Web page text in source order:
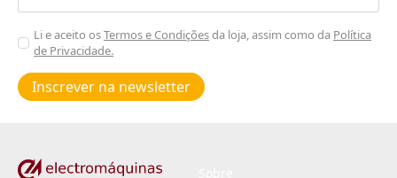
Aceitar
Poiticas
de
privacidade
Li e aceito osTermos e Condiçõesda loja, assim como da Política
de Privacidade.
Inscrever na newsletter